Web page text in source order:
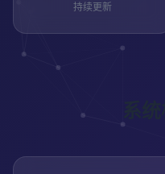
持续更新